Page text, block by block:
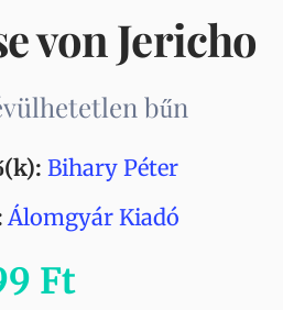
von Jericho
bűn
Bihary Péter
Álomgyár Kiadó
Ft